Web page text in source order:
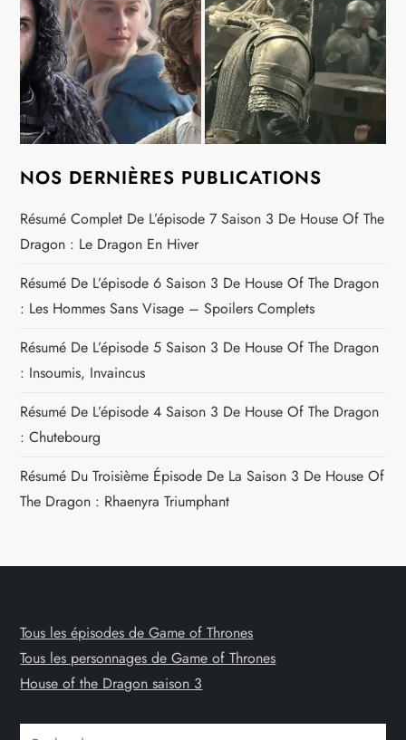
NOS DERNIÈRES PUBLICATIONS
Résumé Complet De L’épisode 7 Saison 3 De House Of The
Dragon : Le Dragon En Hiver
Résumé De L’épisode 6 Saison 3 De House Of The Dragon
: Les Hommes Sans Visage – Spoilers Complets
Résumé De L’épisode 5 Saison 3 De House Of The Dragon
: Insoumis, Invaincus
Résumé De L’épisode 4 Saison 3 De House Of The Dragon
: Chutebourg
Résumé Du Troisième Épisode De La Saison 3 De House Of
The Dragon : Rhaenyra Triumphant
Tous les épisodes de Game of Thrones
Tous les personnages de Game of Thrones
House of the Dragon saison 3
Rechercher :